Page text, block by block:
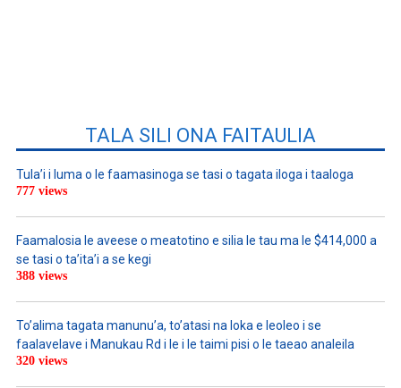
TALA SILI ONA FAITAULIA
Tula’i i luma o le faamasinoga se tasi o tagata iloga i taaloga
777 views
Faamalosia le aveese o meatotino e silia le tau ma le $414,000 a
se tasi o ta’ita’i a se kegi
388 views
To’alima tagata manunu’a, to’atasi na loka e leoleo i se
faalavelave i Manukau Rd i le i le taimi pisi o le taeao analeila
320 views